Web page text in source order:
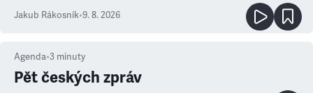
Jakub Rákosník•9. 8. 2026
Agenda•3 minuty
Pět českých zpráv